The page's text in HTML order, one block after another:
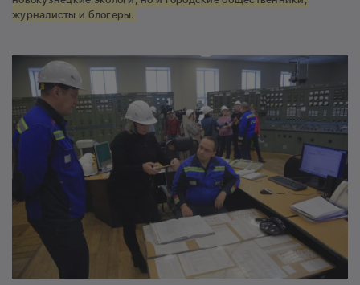
журналисты и блогеры.